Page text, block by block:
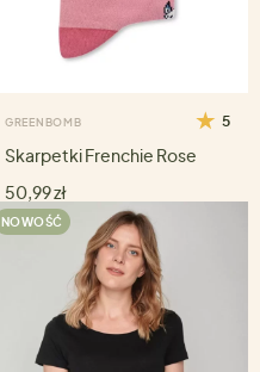
GREENBOMB 5
Skarpetki Frenchie Rose
50,99 zł
NOWOŚĆ